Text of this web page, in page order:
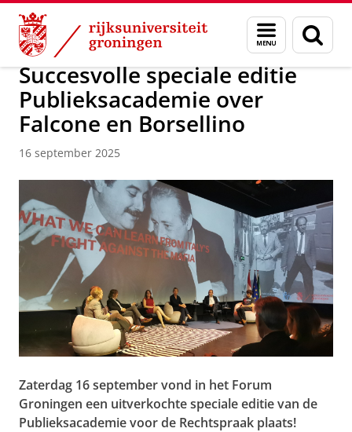
Skip
Content
Skip
Navigation
Menu
en
zoeken
Over ons Nieuwsarchief
Succesvolle speciale editie
Publieksacademie over
Falcone en Borsellino
16 september 2025
Zaterdag 16 september vond in het Forum
Groningen een uitverkochte speciale editie van de
Publieksacademie voor de Rechtspraak plaats!